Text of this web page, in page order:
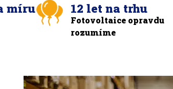
míru 12 let na trhu
Fotovoltaice opravdu
rozumíme